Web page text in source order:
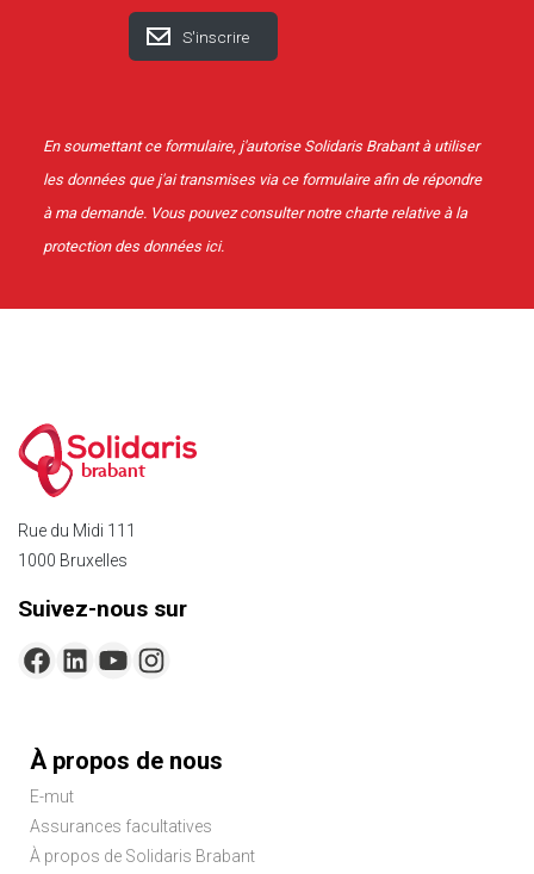
En soumettant ce formulaire, j'autorise Solidaris Brabant à utiliser
les données que j'ai transmises via ce formulaire afin de répondre
à ma demande. Vous pouvez consulter notre charte relative à la
protection des données ici.
brabant
Rue du Midi 111
1000 Bruxelles
Suivez-nous sur
Menu
Pied
de
page
À propos de nous
E-mut
Assurances facultatives
À propos de Solidaris Brabant